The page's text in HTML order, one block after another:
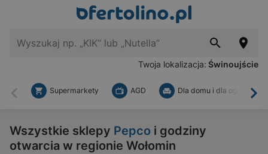
Twoja lokalizacja: Świnoujście
Wstecz
Supermarkety AGD Dla domu i dla ogrodu
Wszystkie sklepy Pepco i godziny
otwarcia w regionie Wołomin